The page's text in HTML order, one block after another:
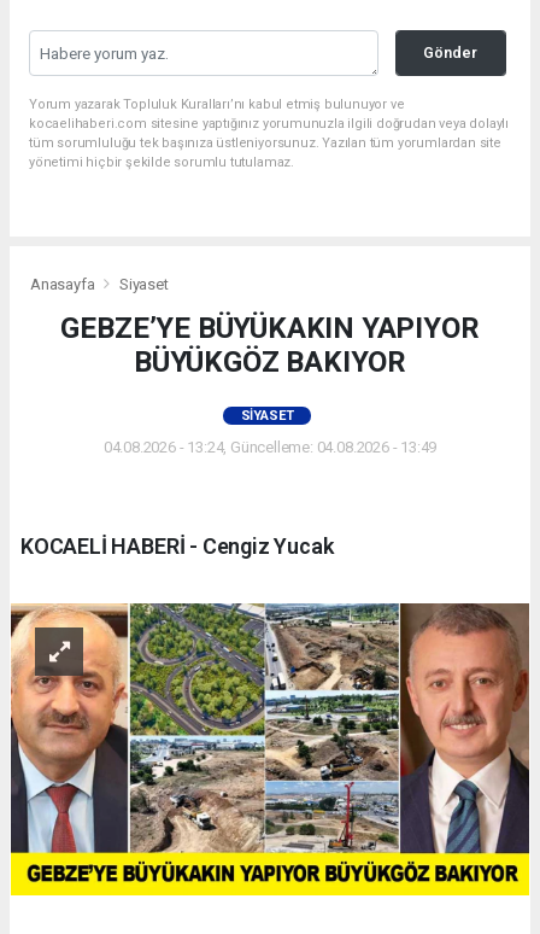
Gönder
Yorum yazarak Topluluk Kuralları’nı kabul etmiş bulunuyor ve
kocaelihaberi.com sitesine yaptığınız yorumunuzla ilgili doğrudan veya dolaylı
tüm sorumluluğu tek başınıza üstleniyorsunuz. Yazılan tüm yorumlardan site
yönetimi hiçbir şekilde sorumlu tutulamaz.
Anasayfa Siyaset
GEBZE’YE BÜYÜKAKIN YAPIYOR
BÜYÜKGÖZ BAKIYOR
SIYASET
04.08.2026 - 13:24, Güncelleme: 04.08.2026 - 13:49
KOCAELİ HABERİ - Cengiz Yucak